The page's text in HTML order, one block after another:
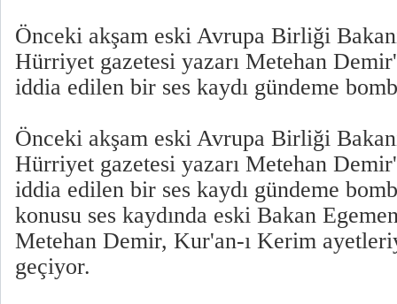
Önceki akşam eski Avrupa Birliği
Hürriyet gazetesi yazarı Metehan
iddia edilen bir ses kaydı gündeme
Önceki akşam eski Avrupa Birliği
Hürriyet gazetesi yazarı Metehan
iddia edilen bir ses kaydı gündeme
konusu ses kaydında eski Bakan
Metehan Demir, Kur'an-ı Kerim
geçiyor.